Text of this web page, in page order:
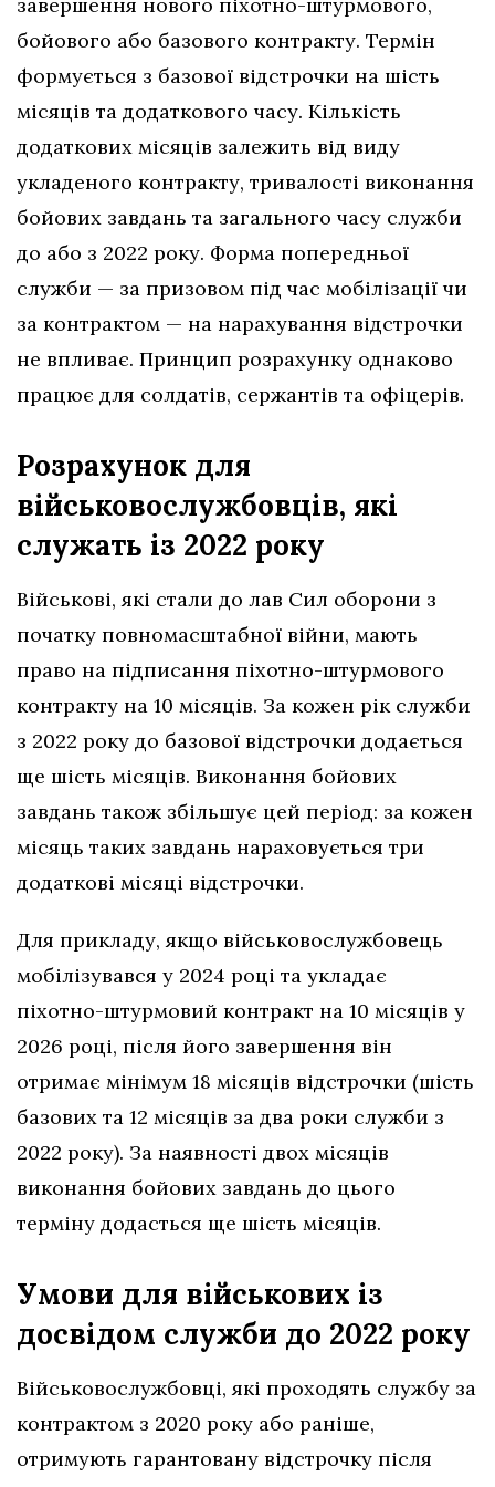
завершення нового піхотно-штурмового,
бойового або базового контракту. Термін
формується з базової відстрочки на шість
місяців та додаткового часу. Кількість
додаткових місяців залежить від виду
укладеного контракту, тривалості виконання
бойових завдань та загального часу служби
до або з 2022 року. Форма попередньої
служби — за призовом під час мобілізації чи
за контрактом — на нарахування відстрочки
не впливає. Принцип розрахунку однаково
працює для солдатів, сержантів та офіцерів.
Розрахунок для
військовослужбовців, які
служать із 2022 року
Військові, які стали до лав Сил оборони з
початку повномасштабної війни, мають
право на підписання піхотно-штурмового
контракту на 10 місяців. За кожен рік служби
з 2022 року до базової відстрочки додається
ще шість місяців. Виконання бойових
завдань також збільшує цей період: за кожен
місяць таких завдань нараховується три
додаткові місяці відстрочки.
Для прикладу, якщо військовослужбовець
мобілізувався у 2024 році та укладає
піхотно-штурмовий контракт на 10 місяців у
2026 році, після його завершення він
отримає мінімум 18 місяців відстрочки (шість
базових та 12 місяців за два роки служби з
2022 року). За наявності двох місяців
виконання бойових завдань до цього
терміну додасться ще шість місяців.
Умови для військових із
досвідом служби до 2022 року
Військовослужбовці, які проходять службу за
контрактом з 2020 року або раніше,
отримують гарантовану відстрочку після